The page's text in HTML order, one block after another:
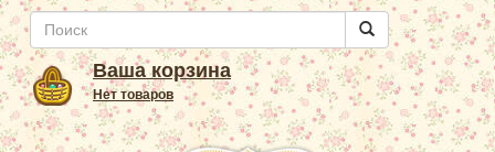
Ваша корзина
Нет товаров